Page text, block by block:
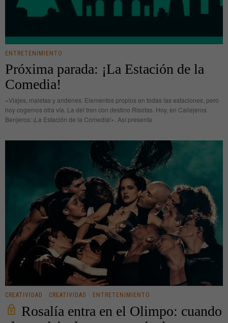
ENTRETENIMIENTO
Próxima parada: ¡La Estación de la
Comedia!
«Viajes, maletas y andenes. Elementos propios en todas las estaciones, pero
hoy cogemos otra vía. La del tren con destino Risotas. Hoy, en Callejeros
Benjeros: ¡La Estación de la Comedia!». Así presenta
CREATIVIDAD · CREATIVIDAD · ENTRETENIMIENTO
Rosalía entra en el Olimpo: cuando